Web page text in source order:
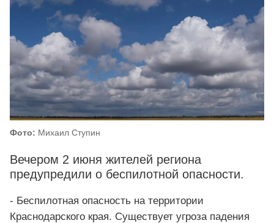
Фото: Михаил Ступин
Вечером 2 июня жителей региона
предупредили о беспилотной опасности.
- Беспилотная опасность на территории
Краснодарского края. Существует угроза падения